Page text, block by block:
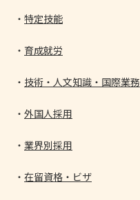
特定技能
育成就労
技術・人文知識・国際業務
外国人採用
業界別採用
在留資格・ビザ